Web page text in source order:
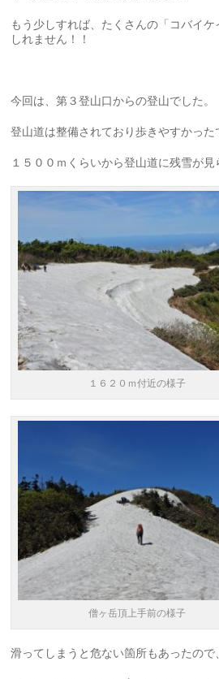
もう少しすれば、たくさんの「コバイ
しれません！！
今回は、第３登山口からの登山でした。
登山道は整備されており歩きやすかった
１５００ｍくらいから登山道に残雪が見
１６２０ｍ付近の様子
僧ヶ岳頂上手前の様子
滑ってしまうと危ない箇所もあったので